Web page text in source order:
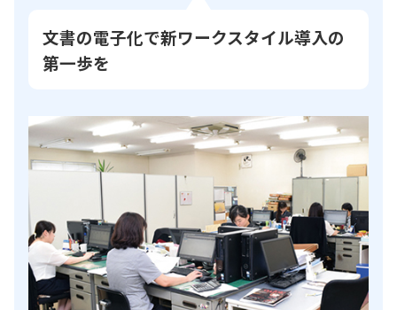
文書の電子化で新ワークスタイル導入の
第一歩を